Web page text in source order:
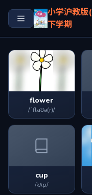
小学沪教版
下学期
flower
/ˈflaʊə(r)/
cup
/kʌp/